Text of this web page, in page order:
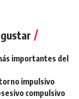
importantes del
impulsivo
compulsivo